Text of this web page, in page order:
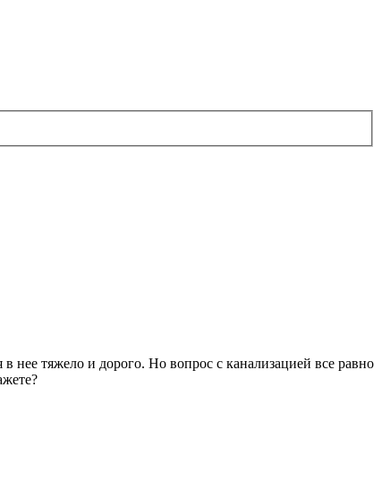
нее тяжело и дорого. Но вопрос с канализацией все равно